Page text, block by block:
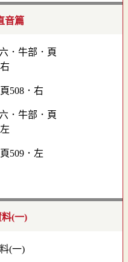
音篇
508．右
509．左
(一)